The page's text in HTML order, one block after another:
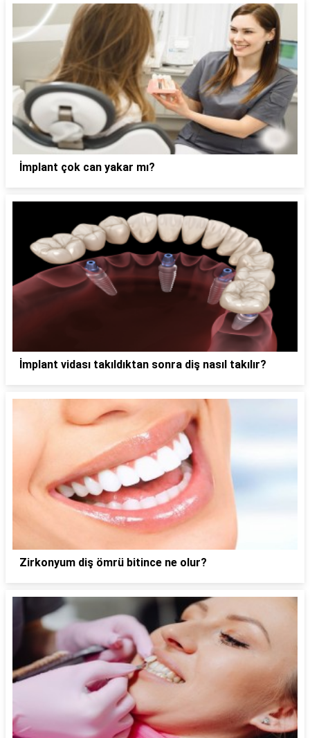
İmplant çok can yakar mı?
İmplant vidası takıldıktan sonra diş nasıl takılır?
Zirkonyum diş ömrü bitince ne olur?